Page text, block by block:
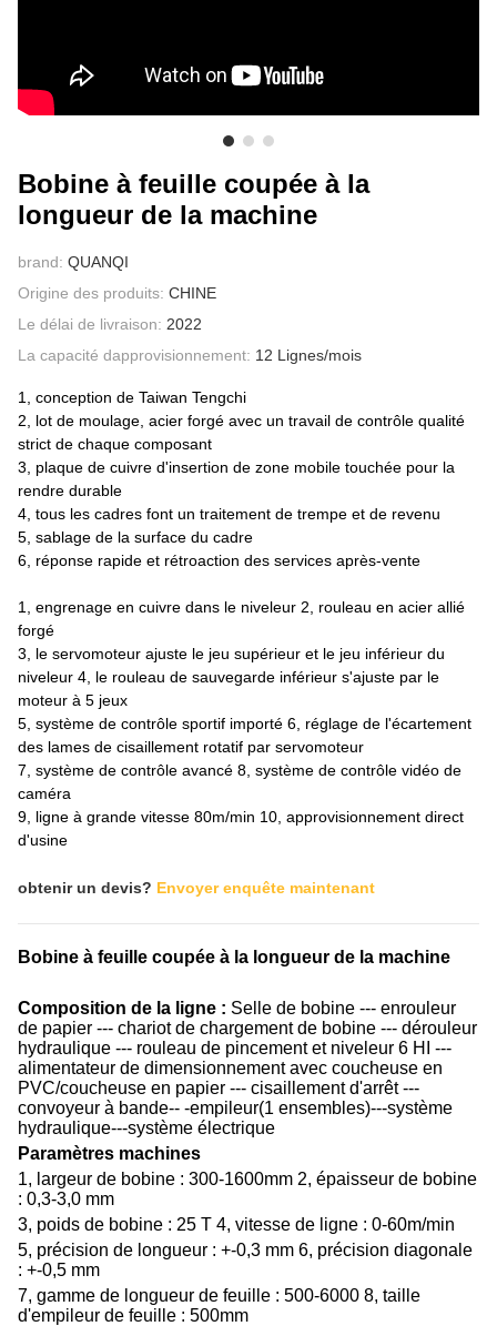
Bobine à feuille coupée à la
longueur de la machine
brand: QUANQI
Origine des produits: CHINE
Le délai de livraison: 2022
La capacité dapprovisionnement: 12 Lignes/mois
1, conception de Taiwan Tengchi
2, lot de moulage, acier forgé avec un travail de contrôle qualité
strict de chaque composant
3, plaque de cuivre d'insertion de zone mobile touchée pour la
rendre durable
4, tous les cadres font un traitement de trempe et de revenu
5, sablage de la surface du cadre
6, réponse rapide et rétroaction des services après-vente
1, engrenage en cuivre dans le niveleur 2, rouleau en acier allié
forgé
3, le servomoteur ajuste le jeu supérieur et le jeu inférieur du
niveleur 4, le rouleau de sauvegarde inférieur s'ajuste par le
moteur à 5 jeux
5, système de contrôle sportif importé 6, réglage de l'écartement
des lames de cisaillement rotatif par servomoteur
7, système de contrôle avancé 8, système de contrôle vidéo de
caméra
9, ligne à grande vitesse 80m/min 10, approvisionnement direct
d'usine
obtenir un devis? Envoyer enquête maintenant
Bobine à feuille coupée à la longueur de la machine
Composition de la ligne : Selle de bobine --- enrouleur
de papier --- chariot de chargement de bobine --- dérouleur
hydraulique --- rouleau de pincement et niveleur 6 HI ---
alimentateur de dimensionnement avec coucheuse en
PVC/coucheuse en papier --- cisaillement d'arrêt ---
convoyeur à bande-- -empileur(1 ensembles)---système
hydraulique---système électrique
Paramètres machines
1, largeur de bobine : 300-1600mm 2, épaisseur de bobine
: 0,3-3,0 mm
3, poids de bobine : 25 T 4, vitesse de ligne : 0-60m/min
5, précision de longueur : +-0,3 mm 6, précision diagonale
: +-0,5 mm
7, gamme de longueur de feuille : 500-6000 8, taille
d'empileur de feuille : 500mm